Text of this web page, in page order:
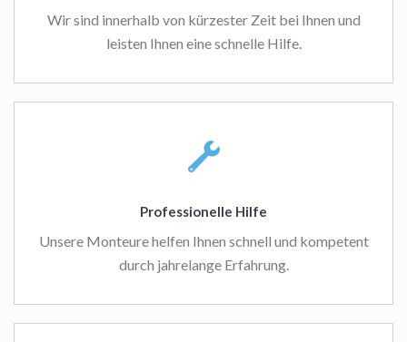
Wir sind innerhalb von kürzester Zeit bei Ihnen und
leisten Ihnen eine schnelle Hilfe.
Professionelle Hilfe
Unsere Monteure helfen Ihnen schnell und kompetent
durch jahrelange Erfahrung.